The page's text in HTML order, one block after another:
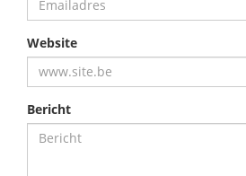
Website
Bericht